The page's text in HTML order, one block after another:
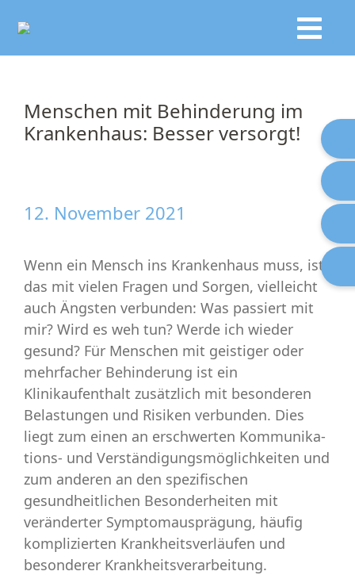
Menschen mit Behinderung im
Krankenhaus: Besser versorgt!
12. November 2021
Wenn ein Mensch ins Krankenhaus muss, ist
das mit vielen Fragen und Sorgen, vielleicht
auch Ängsten verbunden: Was passiert mit
mir? Wird es weh tun? Werde ich wieder
gesund? Für Menschen mit geistiger oder
mehrfacher Behinderung ist ein
Klinikaufenthalt zusätzlich mit besonderen
Belastungen und Risiken verbunden. Dies
liegt zum einen an erschwerten Kommunika­
tions- und Verständigungsmöglichkeiten und
zum anderen an den spezi­fischen
gesundheitlichen Besonderheiten mit
veränderter Symptomausprägung, häufig
komplizierten Krankheitsverläufen und
besonderer Krankheits­verarbeitung.